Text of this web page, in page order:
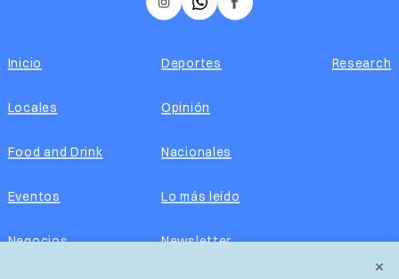
×
Facebook
Instagram
Inicio
Locales
Food and Drink
Eventos
Negocios
Deportes
Opinión
Nacionales
Lo más leído
Newsletter
Research